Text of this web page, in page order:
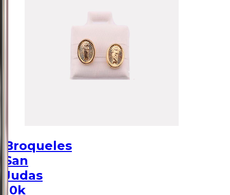
Broqueles
San
Judas
10k